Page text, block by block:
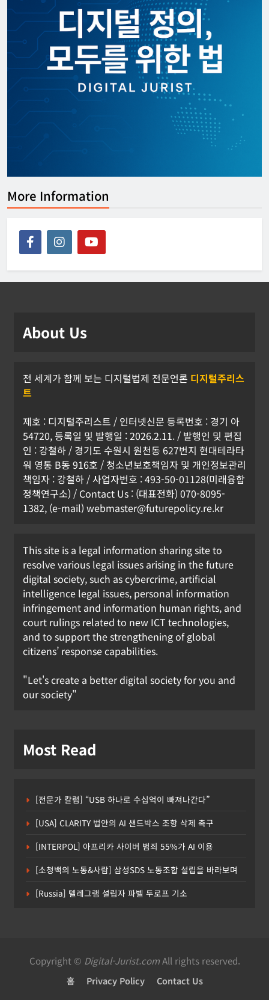
More Information
About Us
전 세계가 함께 보는 디지털법제 전문언론 디지털주리스
트
제호 : 디지털주리스트 / 인터넷신문 등록번호 : 경기 아
54720, 등록일 및 발행일 : 2026.2.11. / 발행인 및 편집
인 : 강철하 / 경기도 수원시 원천동 627번지 현대테라타
워 영통 B동 916호 / 청소년보호책임자 및 개인정보관리
책임자 : 강철하 / 사업자번호 : 493-50-01128(미래융합
정책연구소) / Contact Us : (대표전화) 070-8095-
1382, (e-mail) webmaster@futurepolicy.re.kr
This site is a legal information sharing site to
resolve various legal issues arising in the future
digital society, such as cybercrime, artificial
intelligence legal issues, personal information
infringement and information human rights, and
court rulings related to new ICT technologies,
and to support the strengthening of global
citizens’ response capabilities.
"Let's create a better digital society for you and
our society"
Most Read
[전문가 칼럼] “USB 하나로 수십억이 빠져나간다”
[USA] CLARITY 법안의 AI 샌드박스 조항 삭제 촉구
[INTERPOL] 아프리카 사이버 범죄 55%가 AI 이용
[소청백의 노동&사람] 삼성SDS 노동조합 설립을 바라보며
[Russia] 텔레그램 설립자 파벨 두로프 기소
Copyright © Digital-Jurist.comAll rights reserved.
홈 Privacy Policy Contact Us